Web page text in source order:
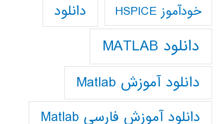
خودآموز HSPICE دانلود
دانلود MATLAB
دانلود آموزش Matlab
دانلود آموزش فارسي Matlab